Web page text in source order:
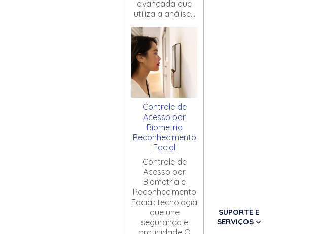
avançada que
utiliza a análise...
Controle de
Acesso por
Biometria
Reconhecimento
Facial
Controle de
Acesso por
Biometria e
Reconhecimento
Facial: tecnologia
que une
segurança e
SUPORTE E
SERVIÇOS